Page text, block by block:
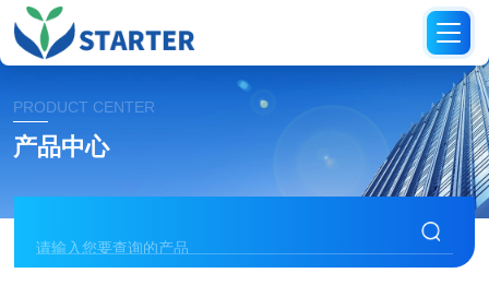
PRODUCT CENTER
产品中心